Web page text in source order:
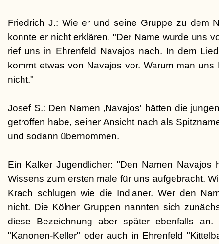
Friedrich J.: Wie er und seine Gruppe zu dem
konnte er nicht erklären. "Der Name wurde uns
rief uns in Ehrenfeld Navajos nach. In dem
kommt etwas von Navajos vor. Warum man
nicht."
Josef S.: Den Namen ‚Navajos' hätten die
getroffen habe, seiner Ansicht nach als
und sodann übernommen.
Ein Kalker Jugendlicher: "Den Namen Navajos
Wissens zum ersten male für uns aufgebracht.
Krach schlugen wie die Indianer. Wer den
nicht. Die Kölner Gruppen nannten sich
diese Bezeichnung aber später ebenfalls
"Kanonen-Keller" oder auch in Ehrenfeld